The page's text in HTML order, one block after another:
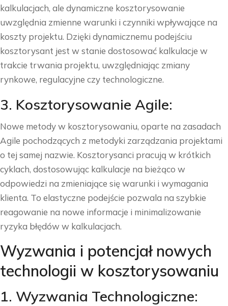
kalkulacjach, ale dynamiczne kosztorysowanie
uwzględnia zmienne warunki i czynniki wpływające na
koszty projektu. Dzięki dynamicznemu podejściu
kosztorysant jest w stanie dostosować kalkulacje w
trakcie trwania projektu, uwzględniając zmiany
rynkowe, regulacyjne czy technologiczne.
3. Kosztorysowanie Agile:
Nowe metody w kosztorysowaniu, oparte na zasadach
Agile pochodzących z metodyki zarządzania projektami
o tej samej nazwie. Kosztorysanci pracują w krótkich
cyklach, dostosowując kalkulacje na bieżąco w
odpowiedzi na zmieniające się warunki i wymagania
klienta. To elastyczne podejście pozwala na szybkie
reagowanie na nowe informacje i minimalizowanie
ryzyka błędów w kalkulacjach.
Wyzwania i potencjał nowych
technologii w kosztorysowaniu
1. Wyzwania Technologiczne: